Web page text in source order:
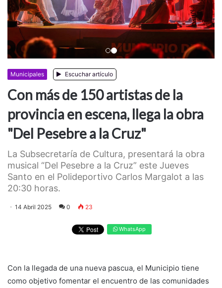
AnteriorSiguiente
Municipales Escuchar artículo
Con más de 150 artistas de la
provincia en escena, llega la obra
"Del Pesebre a la Cruz"
La Subsecretaría de Cultura, presentará la obra
musical “Del Pesebre a la Cruz” este Jueves
Santo en el Polideportivo Carlos Margalot a las
20:30 horas.
14 Abril 2025 0 23
WhatsApp
Con la llegada de una nueva pascua, el Municipio tiene
como objetivo fomentar el encuentro de las comunidades